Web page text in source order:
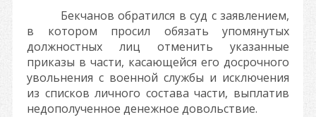
Бекчанов обратился в суд с заявлением,
в котором просил обязать упомянутых
должностных лиц отменить указанные
приказы в части, касающейся его досрочного
увольнения с военной службы и исключения
из списков личного состава части, выплатив
недополученное денежное довольствие.